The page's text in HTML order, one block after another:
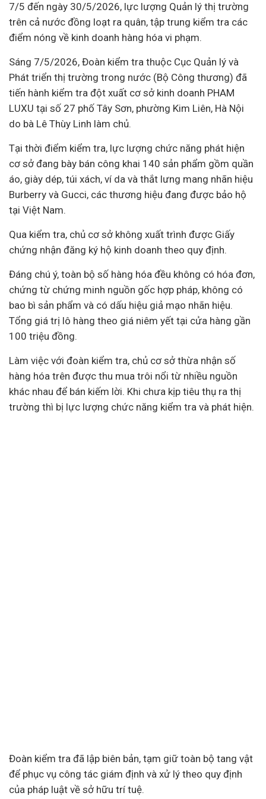
7/5 đến ngày 30/5/2026, lực lượng Quản lý thị trường
trên cả nước đồng loạt ra quân, tập trung kiểm tra các
điểm nóng về kinh doanh hàng hóa vi phạm.
Sáng 7/5/2026, Đoàn kiểm tra thuộc Cục Quản lý và
Phát triển thị trường trong nước (Bộ Công thương) đã
tiến hành kiểm tra đột xuất cơ sở kinh doanh PHAM
LUXU tại số 27 phố Tây Sơn, phường Kim Liên, Hà Nội
do bà Lê Thùy Linh làm chủ.
Tại thời điểm kiểm tra, lực lượng chức năng phát hiện
cơ sở đang bày bán công khai 140 sản phẩm gồm quần
áo, giày dép, túi xách, ví da và thắt lưng mang nhãn hiệu
Burberry và Gucci, các thương hiệu đang được bảo hộ
tại Việt Nam.
Qua kiểm tra, chủ cơ sở không xuất trình được Giấy
chứng nhận đăng ký hộ kinh doanh theo quy định.
Đáng chú ý, toàn bộ số hàng hóa đều không có hóa đơn,
chứng từ chứng minh nguồn gốc hợp pháp, không có
bao bì sản phẩm và có dấu hiệu giả mạo nhãn hiệu.
Tổng giá trị lô hàng theo giá niêm yết tại cửa hàng gần
100 triệu đồng.
Làm việc với đoàn kiểm tra, chủ cơ sở thừa nhận số
hàng hóa trên được thu mua trôi nổi từ nhiều nguồn
khác nhau để bán kiếm lời. Khi chưa kịp tiêu thụ ra thị
trường thì bị lực lượng chức năng kiểm tra và phát hiện.
Đoàn kiểm tra đã lập biên bản, tạm giữ toàn bộ tang vật
để phục vụ công tác giám định và xử lý theo quy định
của pháp luật về sở hữu trí tuệ.